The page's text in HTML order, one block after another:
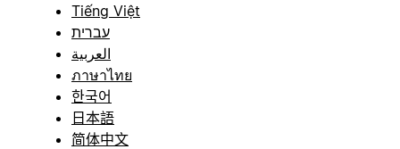
Tiếng Việt
עברית
العربية
ภาษาไทย
한국어
日本語
简体中文